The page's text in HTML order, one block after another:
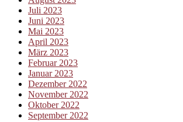
Juli 2023
Juni 2023
Mai 2023
April 2023
März 2023
Februar 2023
Januar 2023
Dezember 2022
November 2022
Oktober 2022
September 2022